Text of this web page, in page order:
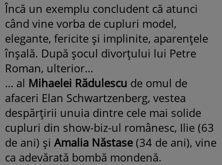
Încă un exemplu concludent că atunci
când vine vorba de cupluri model,
elegante, fericite şi implinite, aparenţele
înşală. După şocul divorţului lui Petre
Roman, ulterior…
… al Mihaelei Rădulescu de omul de
afaceri Elan Schwartzenberg, vestea
despărţirii unuia dintre cele mai solide
cupluri din show-biz-ul românesc, Ilie (63
de ani) şi Amalia Năstase (34 de ani), vine
ca adevărată bombă mondenă.